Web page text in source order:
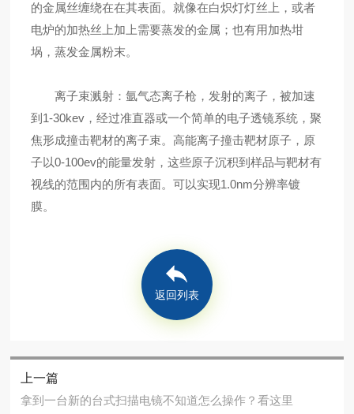
的金属丝缠绕在在其表面。就像在白炽灯灯丝上，或者
电炉的加热丝上加上需要蒸发的金属；也有用加热坩
埚，蒸发金属粉末。
离子束溅射：氩气态离子枪，发射的离子，被加速
到1-30kev，经过准直器或一个简单的电子透镜系统，聚
焦形成撞击靶材的离子束。高能离子撞击靶材原子，原
子以0-100ev的能量发射，这些原子沉积到样品与靶材有
视线的范围内的所有表面。可以实现1.0nm分辨率镀
膜。
返回列表
上一篇
拿到一台新的台式扫描电镜不知道怎么操作？看这里